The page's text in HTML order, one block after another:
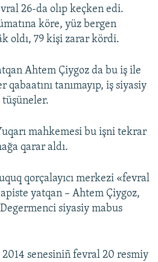
26-da olıp keçken edi.
köre, yüz bergen
oldı, 79 kişi zarar kördi.
Ahtem Çiygoz da bu iş ile
tanımayıp, iş siyasiy
tüşüneler.
mahkemesi bu işni tekrar
qarar aldı.
qorçalayıcı merkezi «fevral
yatqan – Ahtem Çiygoz,
siyasiy mabus
2014 senesiniñ fevral 20 resmiy